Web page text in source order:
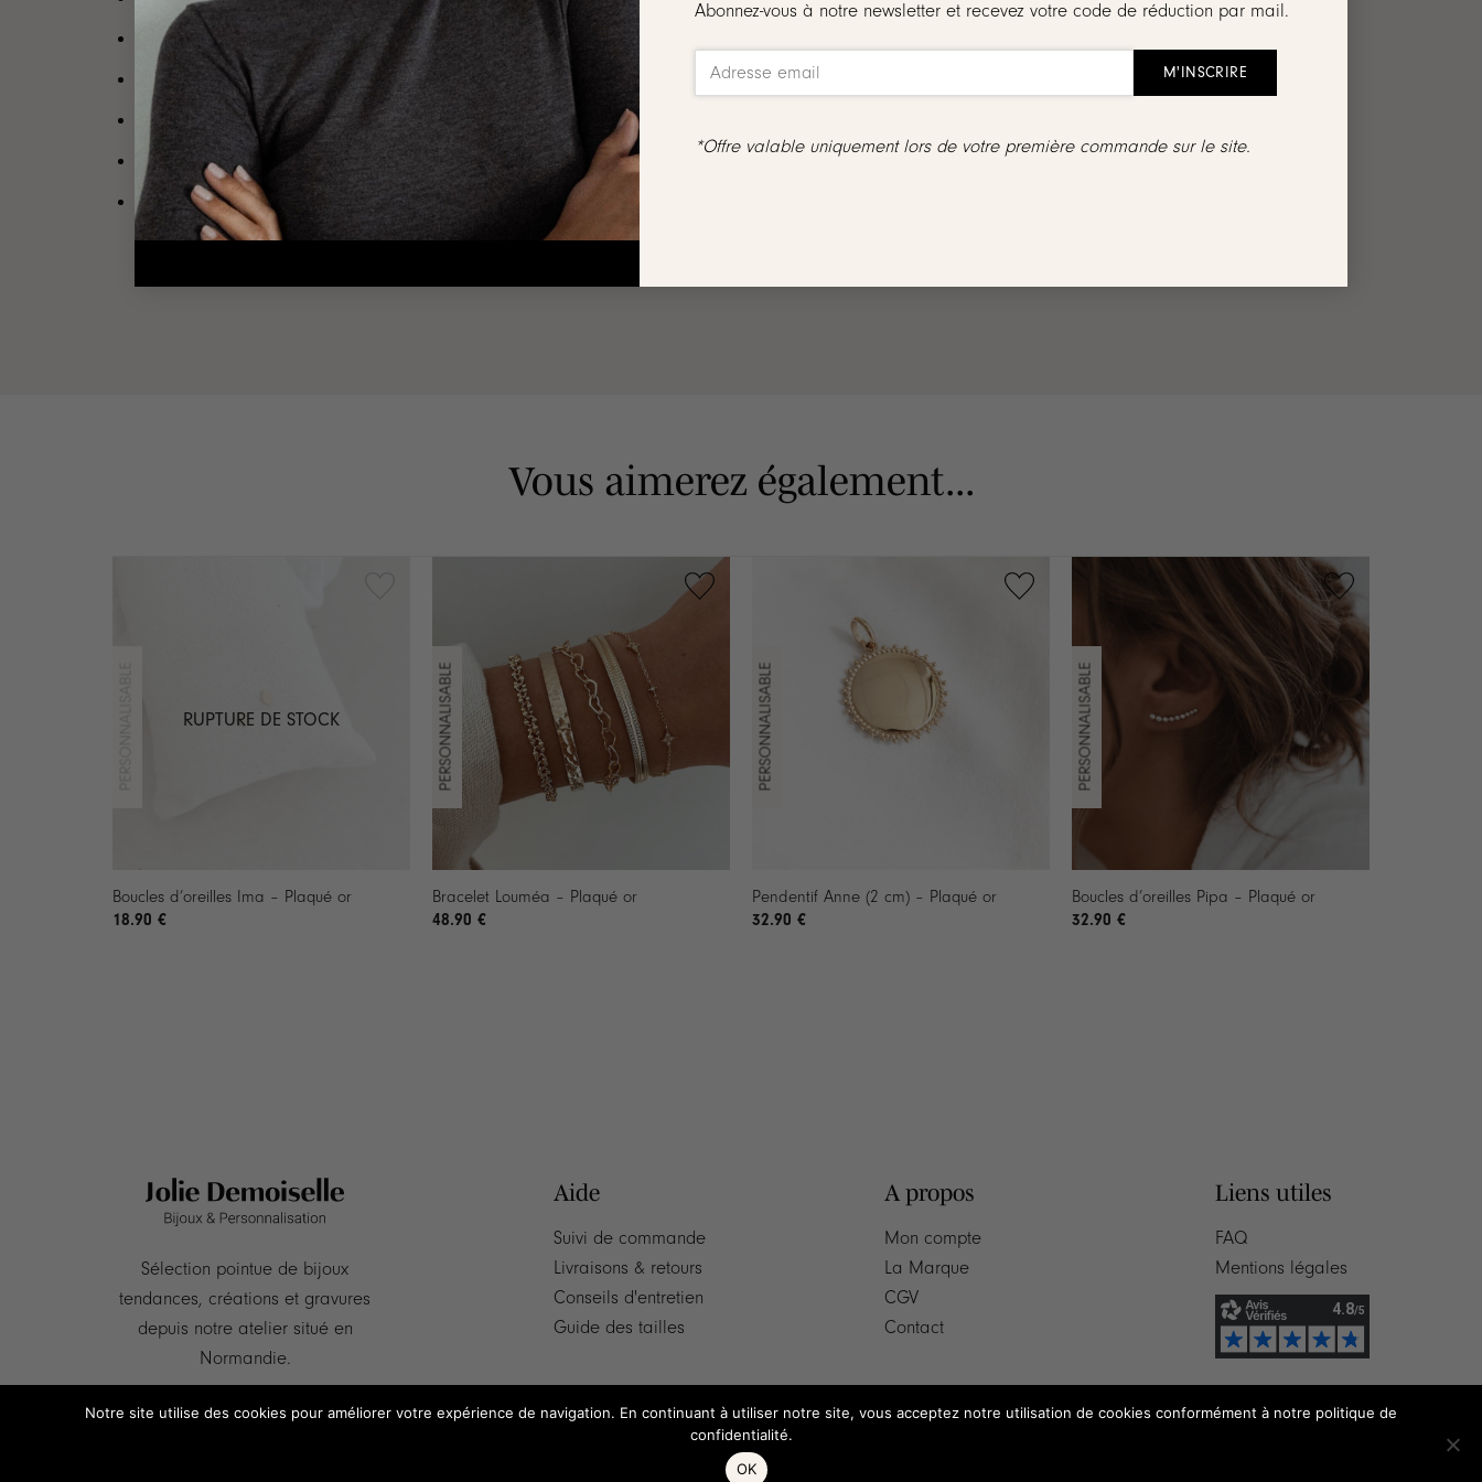
Abonnez-vous à notre newsletter et recevez votre code de réduction par mail.
*Offre valable uniquement lors de votre première commande sur le site.
Pendentif en plaqué or 3 microns 18 carats
Diamètre pendentif : 2 cm
Le médaillon peut comporter quelques irrégularités, petites tâches ou quelques micro rayures
Attention, les bijoux gravés ne sont ni repris, ni échangés
Découvrez notre catégorie » chaînes» :
Vous aimerez également...
RUPTURE DE STOCK
Boucles d’oreilles Ima – Plaqué or
18.90 €
Bracelet Louméa – Plaqué or
48.90 €
Pendentif Anne (2 cm) – Plaqué or
32.90 €
Boucles d’oreilles Pipa – Plaqué or
32.90 €
Sélection pointue de bijoux
tendances, créations et gravures
depuis notre atelier situé en
Normandie.
Aide
Suivi de commande
Livraisons & retours
Conseils d'entretien
Guide des tailles
A propos
Mon compte
La Marque
CGV
Contact
Liens utiles
FAQ
Mentions légales
Notre site utilise des cookies pour améliorer votre expérience de navigation. En continuant à utiliser notre site, vous acceptez notre utilisation de cookies conformément à notre politique de
confidentialité.
OK